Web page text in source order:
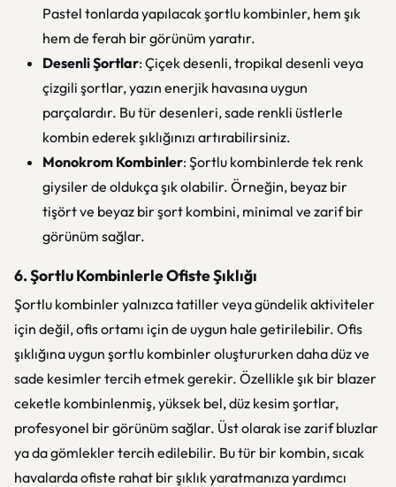
Pastel tonlarda yapılacak şortlu kombinler, hem şık
hem de ferah bir görünüm yaratır.
Desenli Şortlar: Çiçek desenli, tropikal desenli veya
çizgili şortlar, yazın enerjik havasına uygun
parçalardır. Bu tür desenleri, sade renkli üstlerle
kombin ederek şıklığınızı artırabilirsiniz.
Monokrom Kombinler: Şortlu kombinlerde tek renk
giysiler de oldukça şık olabilir. Örneğin, beyaz bir
tişört ve beyaz bir şort kombini, minimal ve zarif bir
görünüm sağlar.
6. Şortlu Kombinlerle Ofiste Şıklığı
Şortlu kombinler yalnızca tatiller veya gündelik aktiviteler
için değil, ofis ortamı için de uygun hale getirilebilir. Ofis
şıklığına uygun şortlu kombinler oluştururken daha düz ve
sade kesimler tercih etmek gerekir. Özellikle şık bir blazer
ceketle kombinlenmiş, yüksek bel, düz kesim şortlar,
profesyonel bir görünüm sağlar. Üst olarak ise zarif bluzlar
ya da gömlekler tercih edilebilir. Bu tür bir kombin, sıcak
havalarda ofiste rahat bir şıklık yaratmanıza yardımcı